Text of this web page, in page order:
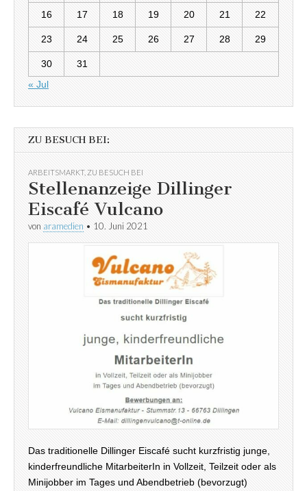
16 17 18 19 20 21 22
23 24 25 26 27 28 29
30
31
« Jul
ZU BESUCH BEI:
ARBEITSMARKT, ZU BESUCH BEI
Stellenanzeige Dillinger
Eiscafé Vulcano
von aramedien • 10. Juni 2021
Das traditionelle Dillinger Eiscafé sucht kurzfristig junge,
kinderfreundliche MitarbeiterIn in Vollzeit, Teilzeit oder als
Minijobber im Tages und Abendbetrieb (bevorzugt)